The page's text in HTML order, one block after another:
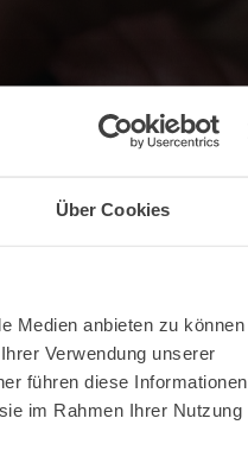
Über Cookies
Medien anbieten zu können
Verwendung unserer
führen diese Informationen
im Rahmen Ihrer Nutzung